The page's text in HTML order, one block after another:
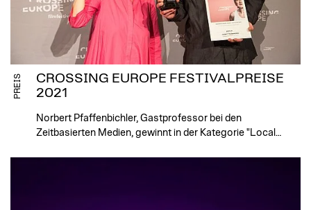
PREIS
CROSSING EUROPE FESTIVALPREISE
2021
Norbert Pfaffenbichler, Gastprofessor bei den
Zeitbasierten Medien, gewinnt in der Kategorie "Local…